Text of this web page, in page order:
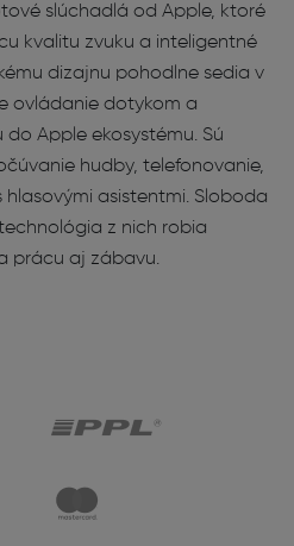
slúchadlá od Apple, ktoré
kvalitu zvuku a inteligentné
dizajnu pohodlne sedia v
ovládanie dotykom a
Apple ekosystému. Sú
hudby, telefonovanie,
asistentmi. Sloboda
z nich robia
prácu aj zábavu.
Ergonomický tvar dokonale
umožňuje jednoduché
puzdro, dostupné v niekoľkých